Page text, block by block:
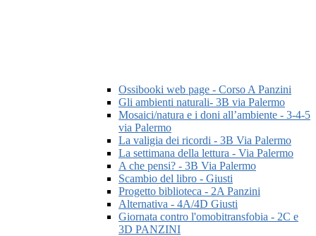
Ossibooki web page - Corso A Panzini
Gli ambienti naturali- 3B via Palermo
Mosaici/natura e i doni all’ambiente - 3-4-5
via Palermo
La valigia dei ricordi - 3B Via Palermo
La settimana della lettura - Via Palermo
A che pensi? - 3B Via Palermo
Scambio del libro - Giusti
Progetto biblioteca - 2A Panzini
Alternativa - 4A/4D Giusti
Giornata contro l'omobitransfobia - 2C e
3D PANZINI